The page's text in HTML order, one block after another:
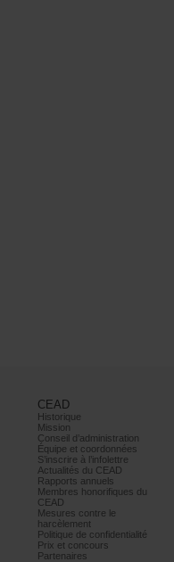
CEAD
Historique
Mission
Conseild’administration
Équipeetcoordonnées
S’inscrireàl’infolettre
ActualitésduCEAD
Rapportsannuels
Membreshonorifiquesdu
CEAD
Mesurescontrele
harcèlement
Politiquedeconfidentialité
Prixetconcours
Partenaires